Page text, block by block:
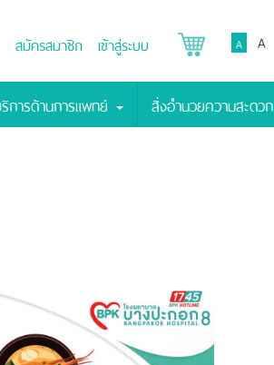
สมัครสมาชิก เข้าสู่ระบบ A A
การด้านการแพทย์ สิ่งอำนวยความสะดวก